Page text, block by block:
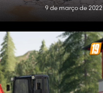
9 de março de 2022